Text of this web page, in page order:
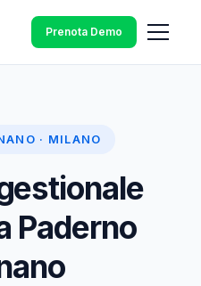
Prenota Demo
· MILANO
Paderno